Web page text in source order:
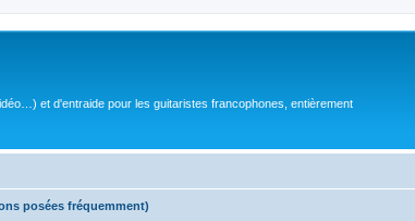
et d'entraide pour les guitaristes francophones, entièrement
posées fréquemment)